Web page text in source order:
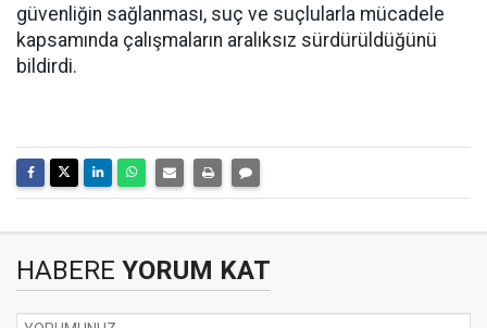
güvenliğin sağlanması, suç ve suçlularla mücadele
kapsamında çalışmaların aralıksız sürdürüldüğünü
bildirdi.
HABERE YORUM KAT